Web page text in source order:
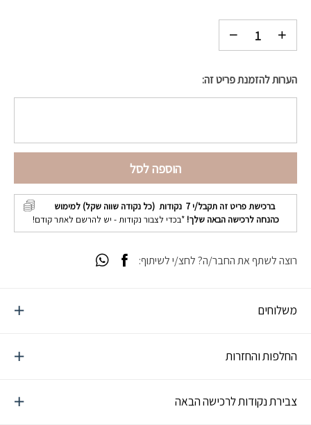
הערות להזמנת פריט זה:
הוספה לסל
ברכישת פריט זה תקבל/י 7 נקודות (כל נקודה שווה שקל) למימוש
כהנחה לרכישה הבאה שלך! *בכדי לצבור נקודות - יש להרשם לאתר קודם!
משלוחים
החלפות והחזרות
צבירת נקודות לרכישה הבאה
רוצה לשתף את החבר/ה? לחצ/י לשיתוף: